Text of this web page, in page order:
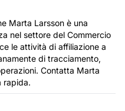
Marta Larsson è una
nel settore del Commercio
le attività di affiliazione a
di tracciamento,
Contatta Marta
rapida.